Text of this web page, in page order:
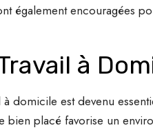
également encouragées
à
domicile est devenu
placé favorise un